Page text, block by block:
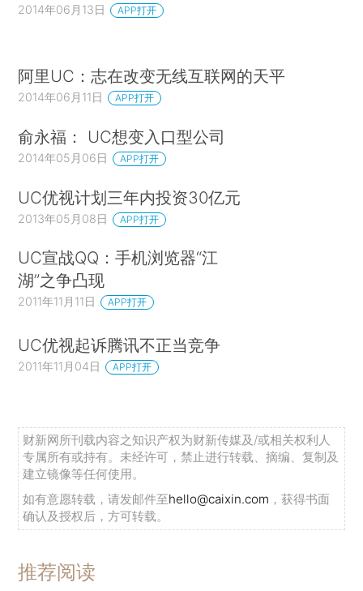
2014年06月13日 APP打开
阿里UC：志在改变无线互联网的天平
2014年06月11日 APP打开
俞永福： UC想变入口型公司
2014年05月06日 APP打开
UC优视计划三年内投资30亿元
2013年05月08日 APP打开
UC宣战QQ：手机浏览器“江
湖”之争凸现
2011年11月11日 APP打开
UC优视起诉腾讯不正当竞争
2011年11月04日 APP打开
财新网所刊载内容之知识产权为财新传媒及/或相关权利人
专属所有或持有。未经许可，禁止进行转载、摘编、复制及
建立镜像等任何使用。
如有意愿转载，请发邮件至hello@caixin.com ，获得书面
确认及授权后，方可转载。
推荐阅读